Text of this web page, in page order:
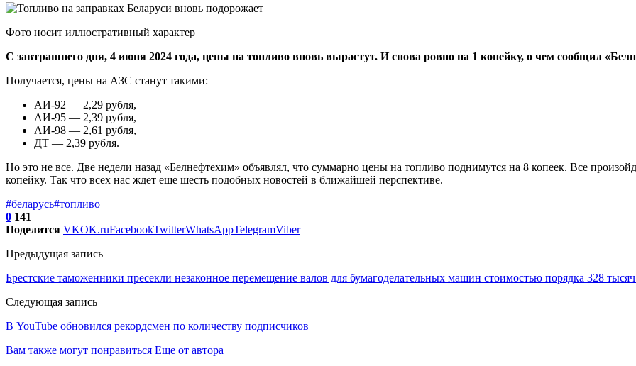
Фото носит иллюстративный характер
С завтрашнего дня, 4 июня 2024 года, цены на топливо вновь вырастут. И снова ровно на 1 копейку, о чем сообщил
Получается, цены на АЗС станут такими:
АИ-92 — 2,29 рубля,
АИ-95 — 2,39 рубля,
АИ-98 — 2,61 рубля,
ДТ — 2,39 рубля.
Но это не все. Две недели назад «Белнефтехим» объявлял, что суммарно цены на топливо поднимутся на 8 копеек. Все
копейку. Так что всех нас ждет еще шесть подобных новостей в ближайшей перспективе.
#беларусь#топливо
0 141
Поделится VKOK.ruFacebookTwitterWhatsAppTelegramViber
Предыдущая запись
Брестские таможенники пресекли незаконное перемещение валов для бумагоделательных машин стоимостью порядка 328
Следующая запись
В YouTube обновился рекордсмен по количеству подписчиков
Вам также могут понравиться Еще от автора